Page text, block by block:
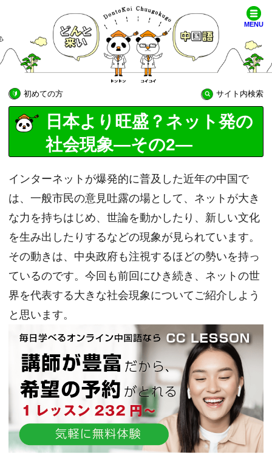
MENU
初めての方 サイト内検索
日本より旺盛？ネット発の
社会現象―その2―
インターネットが爆発的に普及した近年の中国で
は、一般市民の意見吐露の場として、ネットが大き
な力を持ちはじめ、世論を動かしたり、新しい文化
を生み出したりするなどの現象が見られています。
その動きは、中央政府も注視するほどの勢いを持っ
ているのです。今回も前回にひき続き、ネットの世
界を代表する大きな社会現象についてご紹介しよう
と思います。